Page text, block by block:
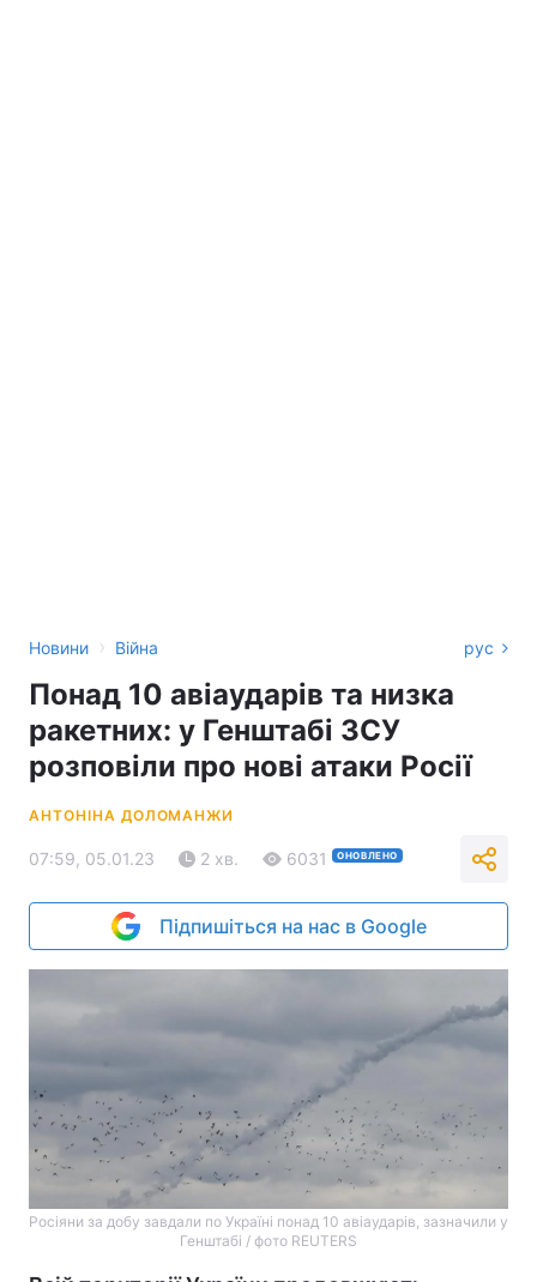
Новини › Війна рус
Понад 10 авіаударів та низка
ракетних: у Генштабі ЗСУ
розповіли про нові атаки Росії
АНТОНІНА ДОЛОМАНЖИ
07:59, 05.01.23 2 хв. 6031 ОНОВЛЕНО
Підпишіться на нас в Google
Росіяни за добу завдали по Україні понад 10 авіаударів, зазначили у
Генштабі / фото REUTERS